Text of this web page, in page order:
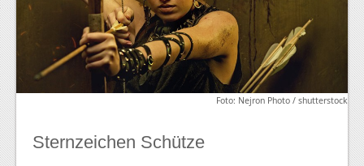
Foto: Nejron Photo / shutterstock
Sternzeichen Schütze